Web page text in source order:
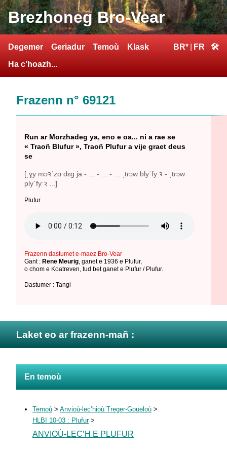
Brezhoneg Bro-Vear
Degemer Geriadur Temoù
Klask
Ha c’hoazh...
BR* FR 🛠
Frazenn n° 69121
Run ar Morzhadeg ya, eno e oa... ni a rae se
« Traoñ Blufur », Traoñ Plufur a vije graet deus
se
[ˌɣy mɔꝛˈzɑˑdɛg ja - ... - ... - ... ˌtɾɔw blyˈfyˑꝛ - ˌtɾɔw
plyˈfyˑꝛ ...]
Plufur
Frazenn dastumet e-maez Bro-Vear
Gant : Rene Meurig ganet e 1936 e Plufur,
o chom e Koatreven tud bet ganet e Plufur / Plufur.
Dastumer : Tangi
Laket eo ar frazenn-mañ :
En temoù
Temoù > Anvioù-lec’hioù Treger-Goueloù >
HLBI 10-03 : Plufur>
ANVIOÙ-LEC’H E PLUFUR